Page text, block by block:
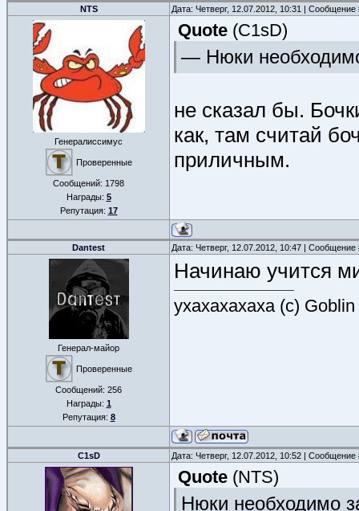
NTS Дата: Четверг, 12.07.2012, 10:31 |
Генералиссимус
Проверенные
Сообщений: 1798
Награды: 5
Репутация: 17
Quote (C1sD)
— Нюки
не сказал бы.
как, там считай
приличным.
Dantest Дата: Четверг, 12.07.2012, 10:47 |
Генерал-майор
Проверенные
Сообщений: 256
Награды: 1
Репутация: 8
Начинаю учится
ухахахахаха (с)
C1sD Дата: Четверг, 12.07.2012, 10:52 |
Quote (NTS)
Нюки необходимо